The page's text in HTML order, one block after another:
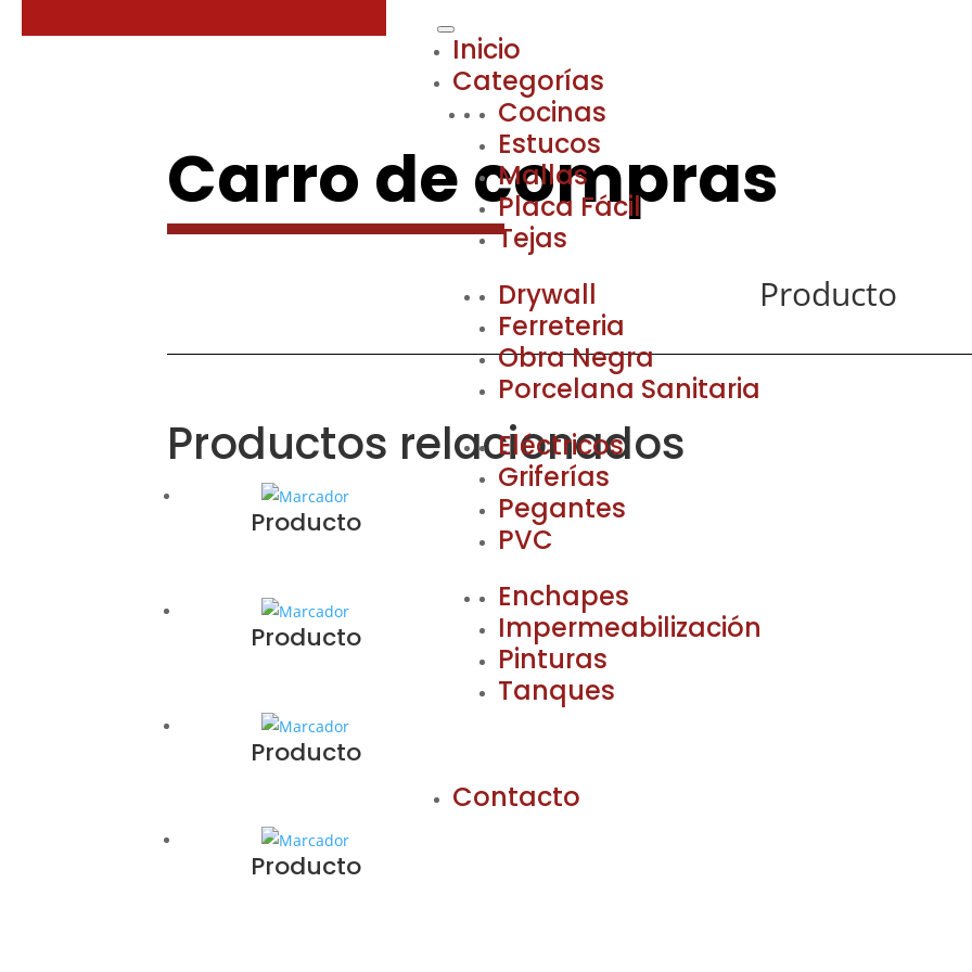
Inicio
Categorías
Cocinas
Estucos
Mallas
Placa Fácil
Tejas
Drywall
Ferreteria
Obra Negra
Porcelana Sanitaria
Eléctricos
Griferías
Pegantes
PVC
Enchapes
Impermeabilización
Pinturas
Tanques
Contacto
Carro de compras
Producto
Productos relacionados
Producto
Producto
Producto
Producto